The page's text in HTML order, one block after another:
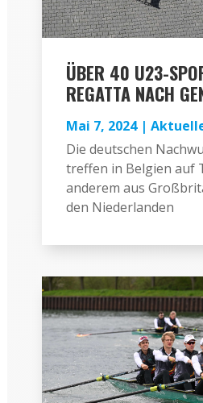
ÜBER 40 U23-
REGATTA NACH
Mai 7, 2024|
Die deutschen
treffen in Belgien auf
anderem aus
den Niederlanden